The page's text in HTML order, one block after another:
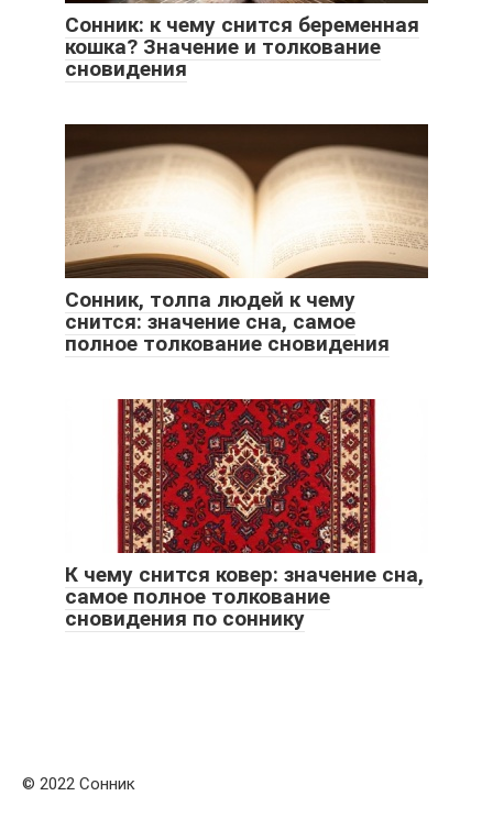
Сонник: к чему снится беременная
кошка? Значение и толкование
сновидения
Сонник, толпа людей к чему
снится: значение сна, самое
полное толкование сновидения
К чему снится ковер: значение сна,
самое полное толкование
сновидения по соннику
© 2022 Сонник